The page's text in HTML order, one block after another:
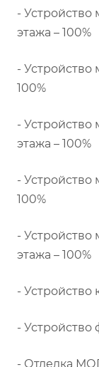
-
этажа – 100%
- Устройство
100%
-
этажа – 100%
- Устройство
100%
-
этажа – 100%
- Устройство
- Устройство
- Отделка